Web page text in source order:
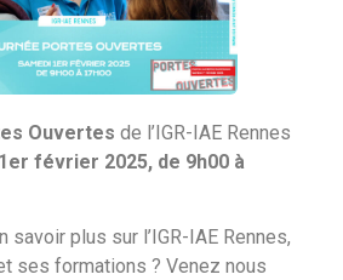
Ouvertes de l’IGR-IAE Rennes
février 2025, de 9h00 à
savoir plus sur l’IGR-IAE Rennes,
ses formations ? Venez nous